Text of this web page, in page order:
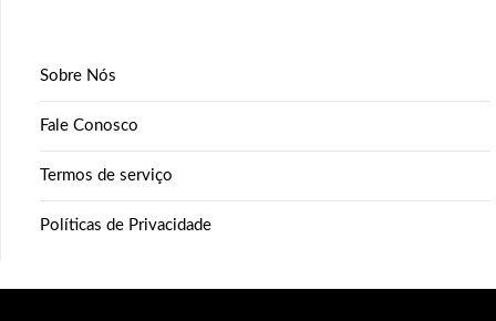
Sobre Nós
Fale Conosco
Termos de serviço
Políticas de Privacidade